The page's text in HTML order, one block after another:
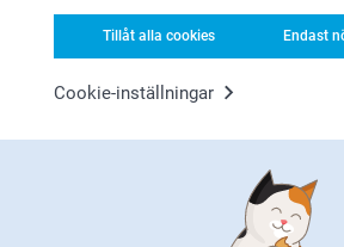
Tillåt alla cookies Endast
Cookie-inställningar
Nöjd